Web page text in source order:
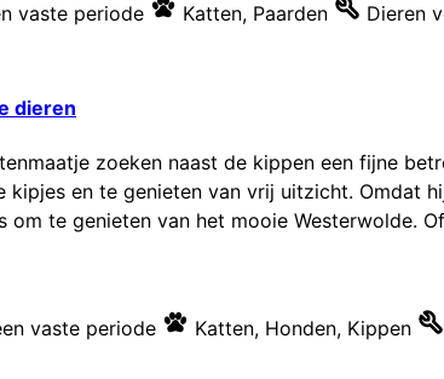
vaste periode Katten, Paarden Dieren
dieren
zoeken naast de kippen een fijne
en te genieten van vrij uitzicht. Omdat
te genieten van het mooie Westerwolde.
vaste periode Katten, Honden, Kippen